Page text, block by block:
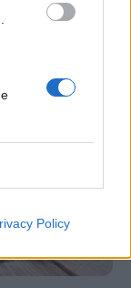
Policy